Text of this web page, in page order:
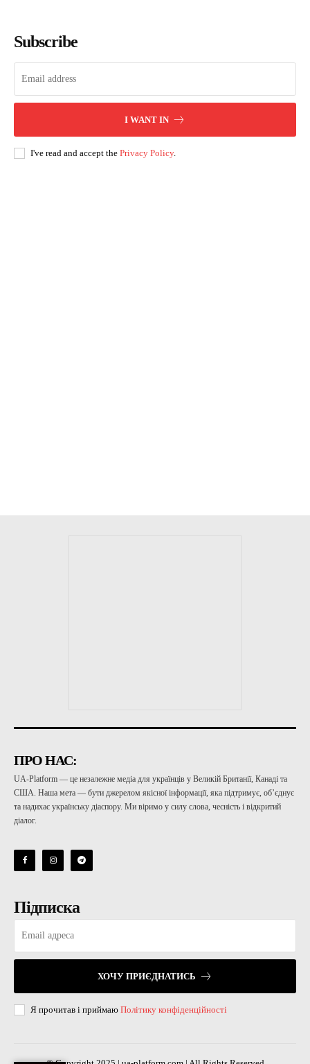
Subscribe
I WANT IN
I've read and accept the Privacy Policy.
ПРО НАС:
UA-Platform — це незалежне медіа для українців у Великій Британії, Канаді та
США. Наша мета — бути джерелом якісної інформації, яка підтримує, об’єднує
та надихає українську діаспору. Ми віримо у силу слова, чесність і відкритий
діалог.
Підписка
ХОЧУ ПРИЄДНАТИСЬ
Я прочитав і приймаю Політику конфіденційності